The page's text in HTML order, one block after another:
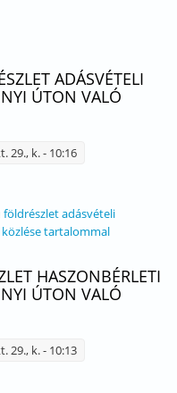
ADÁSVÉTELI
ÚTON VALÓ
29., k. - 10:16
földrészlet adásvételi
tartalommal
HASZONBÉRLETI
ÚTON VALÓ
29., k. - 10:13